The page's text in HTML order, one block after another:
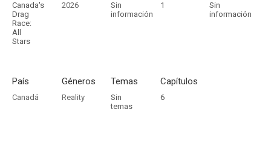
Canada's
Drag
Race:
All
Stars
2026
Sin
información
1
Sin
información
País
Canadá
Géneros
Reality
Temas
Sin
temas
Capítulos
6